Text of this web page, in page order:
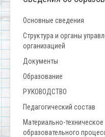
Основные сведения
Структура и органы
организацией
Документы
Образование
РУКОВОДСТВО
Педагогический состав
Материально-
образовательного